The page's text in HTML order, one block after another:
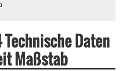
Daten
Maßstab